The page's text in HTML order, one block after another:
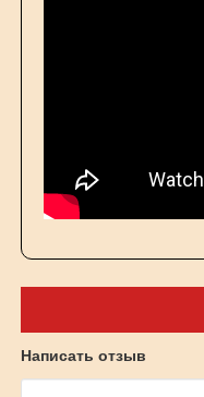
Написать отзыв